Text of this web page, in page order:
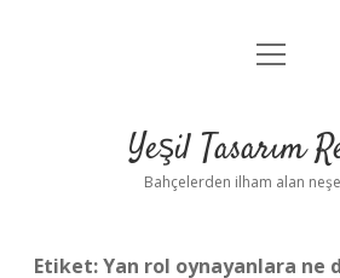
Anasayfa
Yasal Uyarı
menüyü
Yeşil Tasarım
Bahçelerden ilham alan
Etiket:Yan rol oynayanlara ne